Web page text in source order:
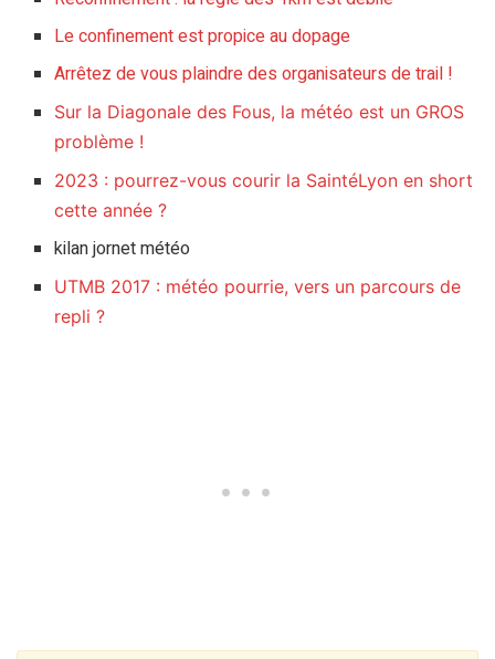
Le confinement est propice au dopage
Arrêtez de vous plaindre des organisateurs de trail !
Sur la Diagonale des Fous, la météo est un GROS
problème !
2023 : pourrez-vous courir la SaintéLyon en short
cette année ?
kilan jornet météo
UTMB 2017 : météo pourrie, vers un parcours de
repli ?